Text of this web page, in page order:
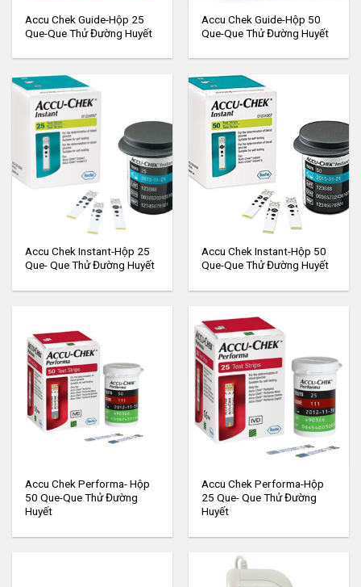
Accu Chek Guide-Hộp 25
Que-Que Thử Đường Huyết
Accu Chek Guide-Hộp 50
Que-Que Thử Đường Huyết
Accu Chek Instant-Hộp 25
Que- Que Thử Đường Huyết
Accu Chek Instant-Hộp 50
Que-Que Thử Đường Huyết
Accu Chek Performa- Hộp
50 Que-Que Thử Đường
Huyết
Accu Chek Performa-Hộp
25 Que- Que Thử Đường
Huyết